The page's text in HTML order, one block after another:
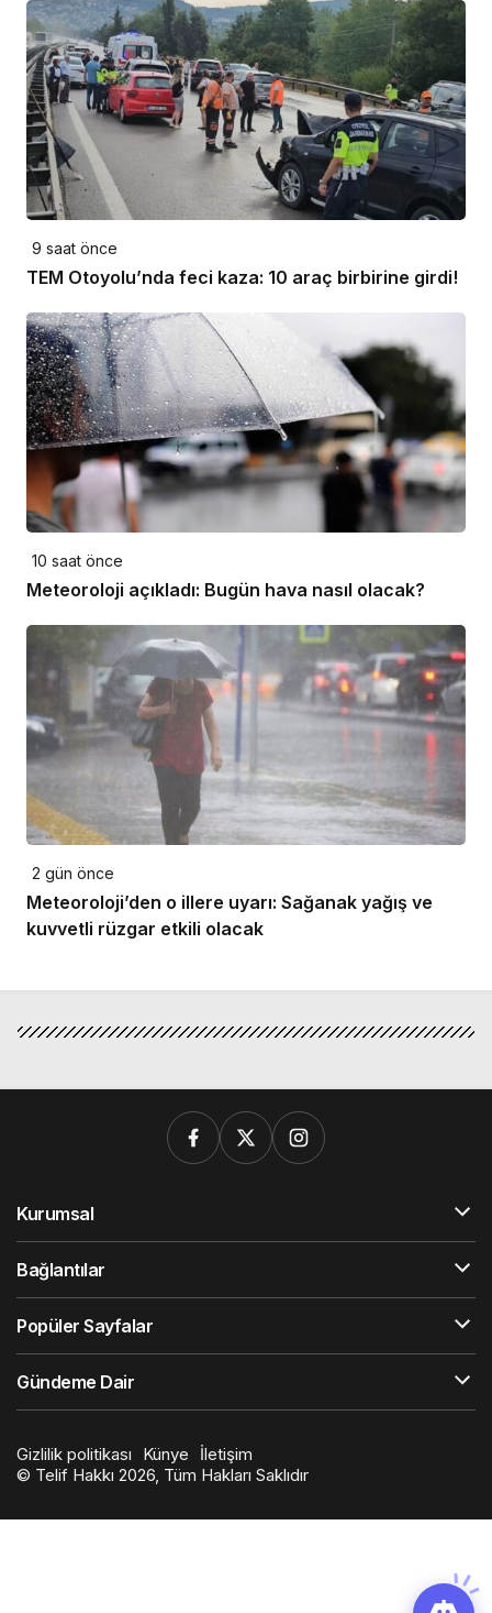
9 saat önce
TEM Otoyolu’nda feci kaza: 10 araç birbirine girdi!
10 saat önce
Meteoroloji açıkladı: Bugün hava nasıl olacak?
2 gün önce
Meteoroloji’den o illere uyarı: Sağanak yağış ve
kuvvetli rüzgar etkili olacak
Kurumsal
Bağlantılar
Popüler Sayfalar
Gündeme Dair
Gizlilik politikası Künye
İletişim
© Telif Hakkı 2026, Tüm Hakları Saklıdır